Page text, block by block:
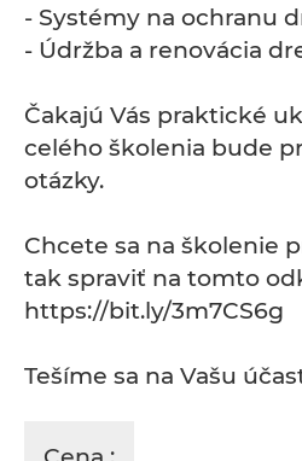
- Systémy na ochranu
- Údržba a renovácia
Čakajú Vás praktické
celého školenia bude
otázky.
Chcete sa na školenie
tak spraviť na tomto
https://bit.ly/3m7CS6g
Tešíme sa na Vašu